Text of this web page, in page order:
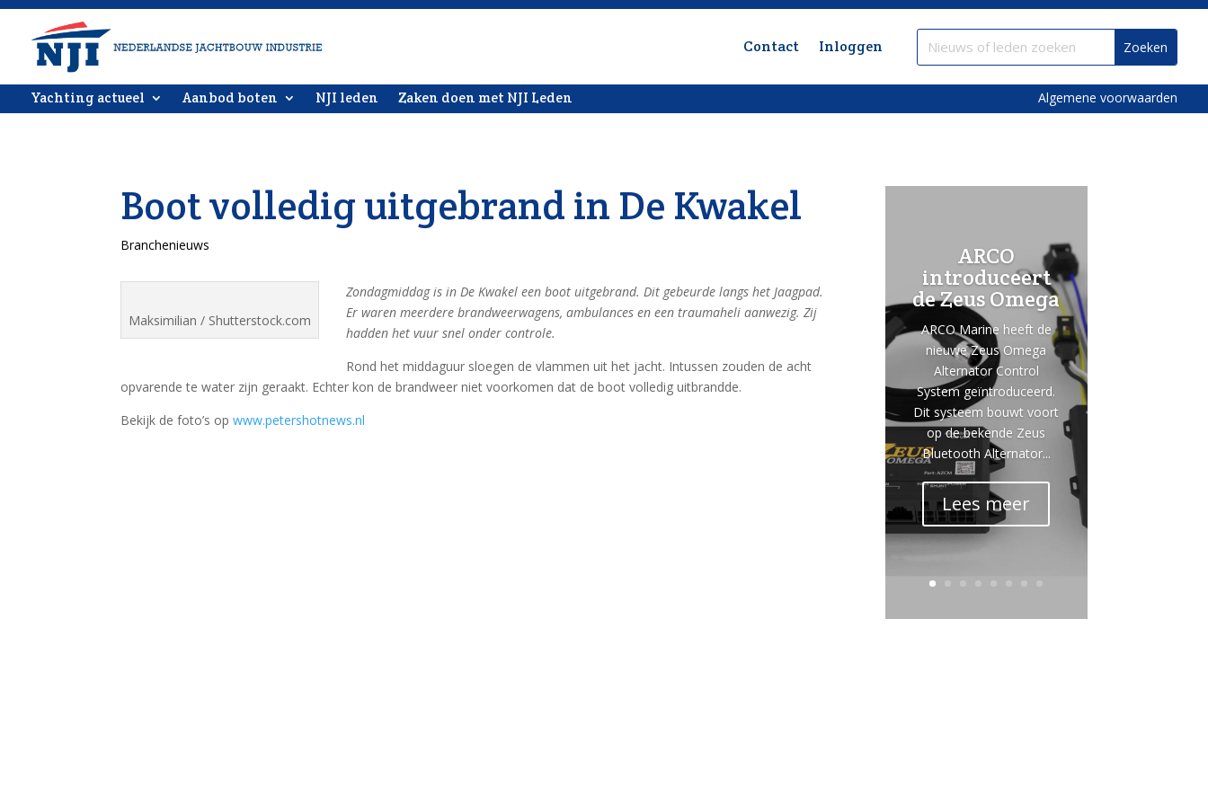
Contact Inloggen
Yachting actueel Aanbod boten NJI leden Zaken doen met NJI Leden Algemene voorwaarden
Boot volledig uitgebrand in De Kwakel
Branchenieuws
Maksimilian / Shutterstock.com
Zondagmiddag is in De Kwakel een boot uitgebrand. Dit gebeurde langs het Jaagpad.
Er waren meerdere brandweerwagens, ambulances en een traumaheli aanwezig. Zij
hadden het vuur snel onder controle.
Rond het middaguur sloegen de vlammen uit het jacht. Intussen zouden de acht
opvarende te water zijn geraakt. Echter kon de brandweer niet voorkomen dat de boot volledig uitbrandde.
Bekijk de foto’s opwww.petershotnews.nl
ARCO
introduceert
de Zeus Omega
ARCO Marine heeft de
nieuwe Zeus Omega
Alternator Control
System geïntroduceerd.
Dit systeem bouwt voort
op de bekende Zeus
Bluetooth Alternator...
Lees meer